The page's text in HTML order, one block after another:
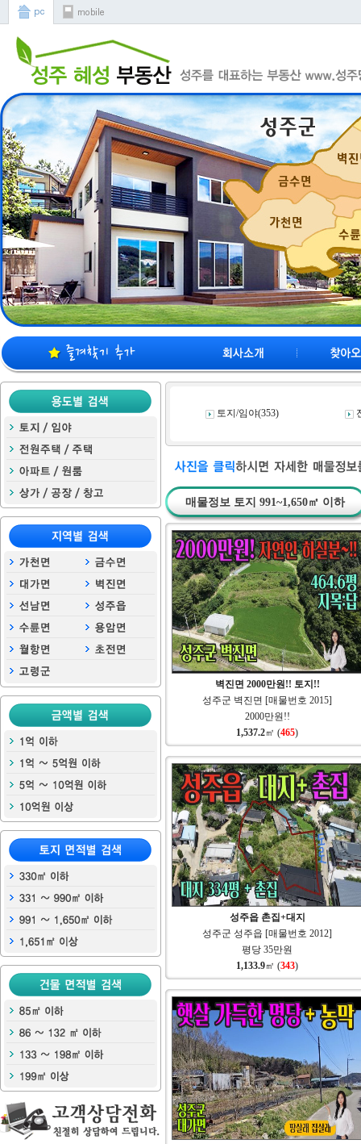
토지/임야(353)
매물정보 토지 991~1,650㎡ 이하
벽진면 2000만원!! 토지!!
성주군 벽진면 [매물번호 2015]
2000만원!!
1,537.2㎡ (465)
성주읍 촌집+대지
성주군 성주읍 [매물번호 2012]
평당 35만원
1,133.9㎡ (343)